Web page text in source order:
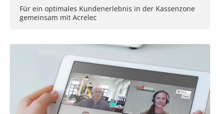
Für ein optimales Kundenerlebnis in der Kassenzone
gemeinsam mit Acrelec